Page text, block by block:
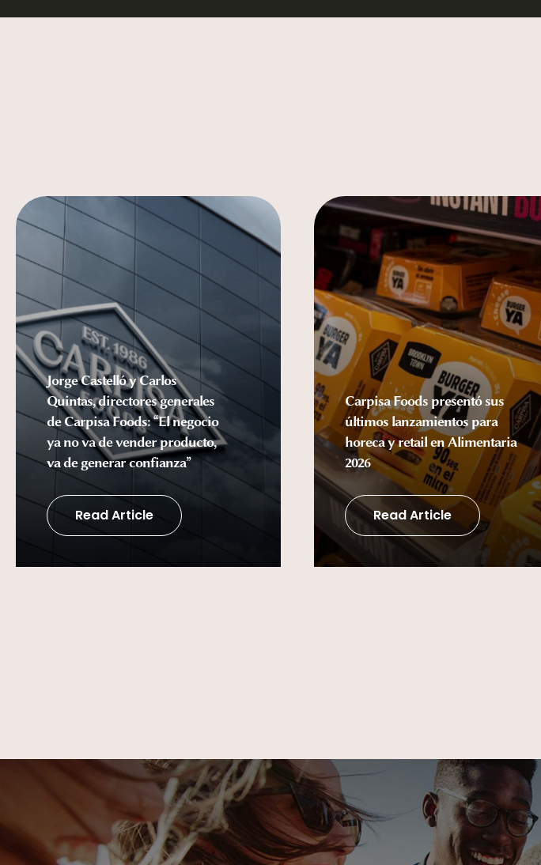
Jorge Castelló y Carlos
Quintas, directores generales
de Carpisa Foods: “El negocio
ya no va de vender producto,
va de generar confianza”
Read Article
Carpisa Foods presentó sus
últimos lanzamientos para
horeca y retail en Alimentaria
2026
Read Article